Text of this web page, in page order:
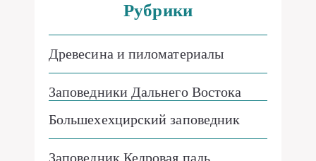
Рубрики
Древесина и пиломатериалы
Заповедники Дальнего Востока
Большехехцирский заповедник
Заповедник Кедровая падь